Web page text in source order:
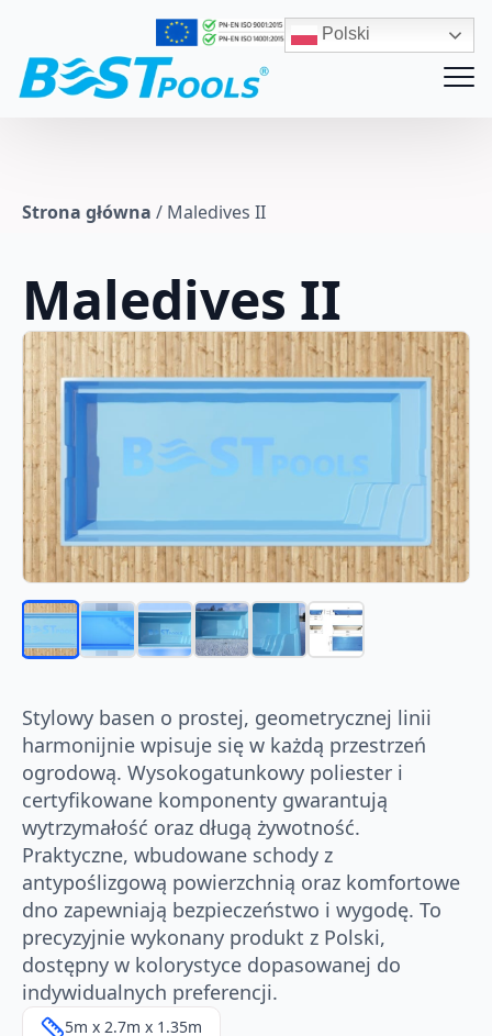
Polski
Strona główna / Maledives II
Maledives II
Stylowy basen o prostej, geometrycznej linii
harmonijnie wpisuje się w każdą przestrzeń
ogrodową. Wysokogatunkowy poliester i
certyfikowane komponenty gwarantują
wytrzymałość oraz długą żywotność.
Praktyczne, wbudowane schody z
antypoślizgową powierzchnią oraz komfortowe
dno zapewniają bezpieczeństwo i wygodę. To
precyzyjnie wykonany produkt z Polski,
dostępny w kolorystyce dopasowanej do
indywidualnych preferencji.
5m x 2.7m x 1.35m